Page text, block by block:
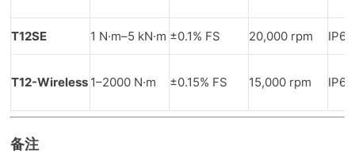
T12SE 1 N·m–5 kN·m ±0.1% FS 20,000 rpm IP67
T12-Wireless 1–2000 N·m ±0.15% FS 15,000 rpm IP65
备注